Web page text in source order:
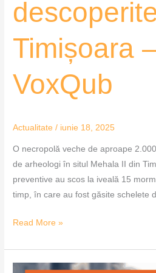
Timișoara
VoxQub
Actualitate / iunie 18, 2025
O necropolă veche de aproape
de arheologi în situl Mehala II din
preventive au scos la iveală 15
timp, în care au fost găsite schelete
Read More »
Sarmizegetusa